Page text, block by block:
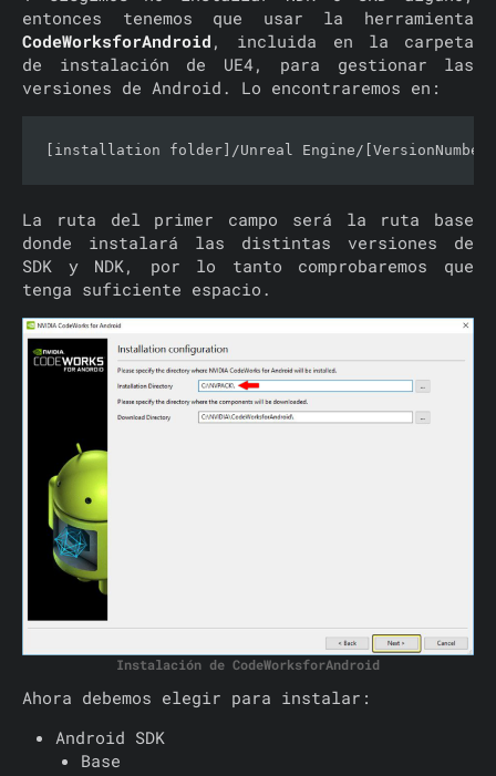
entonces tenemos que usar la herramienta
CodeWorksforAndroid , incluida en la carpeta
de instalación de UE4, para gestionar las
versiones de Android. Lo encontraremos en:
[installation folder]/Unreal Engine/
La ruta del primer campo será la ruta base
donde instalará las distintas versiones de
SDK y NDK, por lo tanto comprobaremos que
tenga suficiente espacio.
Instalación de CodeWorksforAndroid
Ahora debemos elegir para instalar:
Android SDK
Base